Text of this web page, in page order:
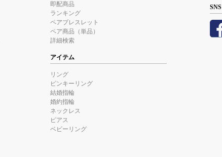
即配商品
ランキング
ペアブレスレット
ペア商品（単品）
詳細検索
アイテム
リング
ピンキーリング
結婚指輪
婚約指輪
ネックレス
ピアス
ベビーリング
SNS